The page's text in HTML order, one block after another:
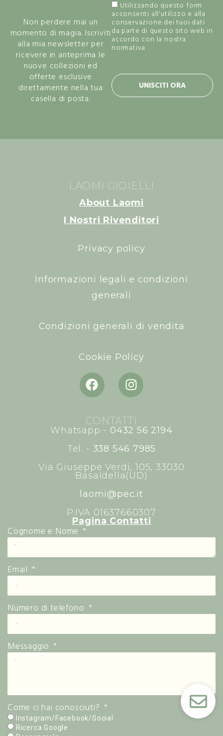
Non perdere mai un
momento di magia. Iscriviti
alla mia newsletter per
ricevere in anteprima le
nuove collezioni ed
offerte esclusive
direttamente nella tua
casella di posta.
Utilizzando questo form
acconsenti all'utilizzo e alla
conservazione dei tuoi dati
da parte di questo sito web in
accordo con la nostra
normativa
UNISCITI ORA
LAOMI GIOIELLI
About Laomi
I Nostri Rivenditori
Privacy policy
Informazioni legali e condizioni
generali
Condizioni generali di vendita
Cookie Policy
CONTATTI
Whatsapp - 0432 56 2194
Tel. - 338 546 7985
Via Giuseppe Verdi, 105, 33030
Basaldella(UD)
laomi@pec.it
P.IVA 01637660307
Pagina Contatti
Cognome e Nome
Email
Numero di telefono
Messaggio
Come ci hai conosciuti?
Instagram/Facebook/Social
Ricerca Google